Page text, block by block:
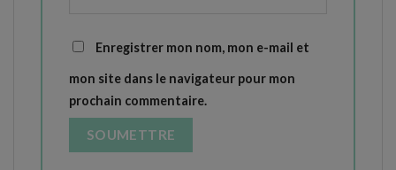
Enregistrer mon nom, mon e-mail et
mon site dans le navigateur pour mon
prochain commentaire.